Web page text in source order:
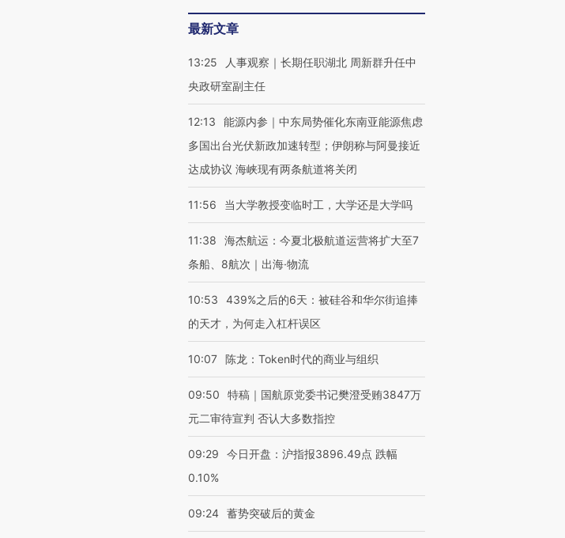
最新文章
13:25
人事观察｜长期任职湖北 周新群升任中
央政研室副主任
12:13
能源内参｜中东局势催化东南亚能源焦虑
多国出台光伏新政加速转型；伊朗称与阿曼接近
达成协议 海峡现有两条航道将关闭
11:56 当大学教授变临时工，大学还是大学吗
11:38
海杰航运：今夏北极航道运营将扩大至7
条船、8航次｜出海·物流
10:53
439%之后的6天：被硅谷和华尔街追捧
的天才，为何走入杠杆误区
10:07 陈龙：Token时代的商业与组织
09:50
特稿｜国航原党委书记樊澄受贿3847万
元二审待宣判 否认大多数指控
09:29
今日开盘：沪指报3896.49点 跌幅
0.10%
09:24 蓄势突破后的黄金